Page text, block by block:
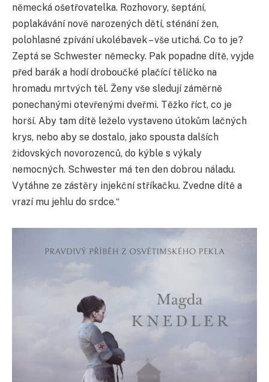
německá ošetřovatelka. Rozhovory, šeptání,
poplakávání nově narozených dětí, sténání žen,
polohlasné zpívání ukolébavek – vše utichá. Co to je?
Zeptá se Schwester německy. Pak popadne dítě, vyjde
před barák a hodí droboučké plačící tělíčko na
hromadu mrtvých těl. Ženy vše sledují záměrně
ponechanými otevřenými dveřmi. Těžko říct, co je
horší. Aby tam dítě leželo vystaveno útokům lačných
krys, nebo aby se dostalo, jako spousta dalších
židovských novorozenců, do kýble s výkaly
nemocných. Schwester má ten den dobrou náladu.
Vytáhne ze zástěry injekční stříkačku. Zvedne dítě a
vrazí mu jehlu do srdce.“